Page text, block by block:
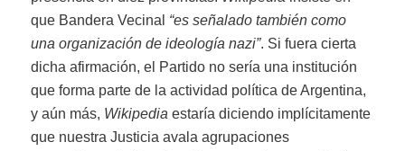
que Bandera Vecinal “es señalado también como
una organización de ideología nazi”. Si fuera cierta
dicha afirmación, el Partido no sería una institución
que forma parte de la actividad política de Argentina,
y aún más, Wikipediaestaría diciendo implícitamente
que nuestra Justicia avala agrupaciones